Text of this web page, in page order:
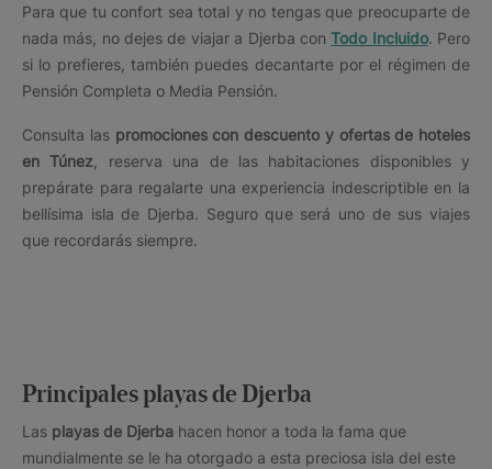
Para que tu confort sea total y no tengas que preocuparte de
nada más, no dejes de viajar a Djerba conTodo Incluido. Pero
si lo prefieres, también puedes decantarte por el régimen de
Pensión Completa o Media Pensión.
Consulta las promociones con descuento y ofertas de hoteles
en Túnez , reserva una de las habitaciones disponibles y
prepárate para regalarte una experiencia indescriptible en la
bellísima isla de Djerba. Seguro que será uno de sus viajes
que recordarás siempre.
Principales playas de Djerba
Las playas de Djerba hacen honor a toda la fama que
mundialmente se le ha otorgado a esta preciosa isla del este